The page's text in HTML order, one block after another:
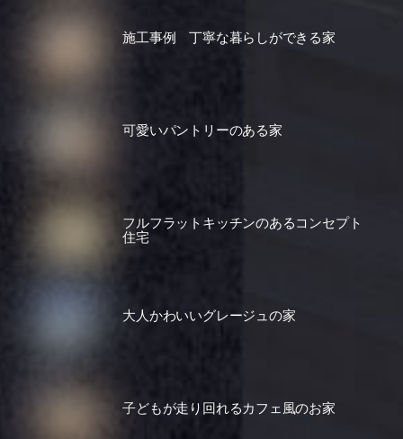
施工事例 丁寧な暮らしができる家
可愛いパントリーのある家
フルフラットキッチンのあるコンセプト
住宅
大人かわいいグレージュの家
子どもが走り回れるカフェ風のお家